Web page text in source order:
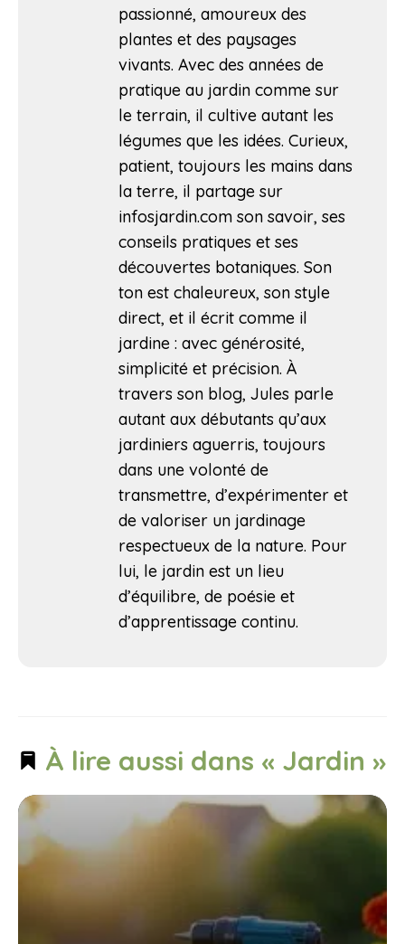
passionné, amoureux des
plantes et des paysages
vivants. Avec des années de
pratique au jardin comme sur
le terrain, il cultive autant les
légumes que les idées. Curieux,
patient, toujours les mains dans
la terre, il partage sur
infosjardin.com son savoir, ses
conseils pratiques et ses
découvertes botaniques. Son
ton est chaleureux, son style
direct, et il écrit comme il
jardine : avec générosité,
simplicité et précision. À
travers son blog, Jules parle
autant aux débutants qu’aux
jardiniers aguerris, toujours
dans une volonté de
transmettre, d’expérimenter et
de valoriser un jardinage
respectueux de la nature. Pour
lui, le jardin est un lieu
d’équilibre, de poésie et
d’apprentissage continu.
À lire aussi dans « Jardin »